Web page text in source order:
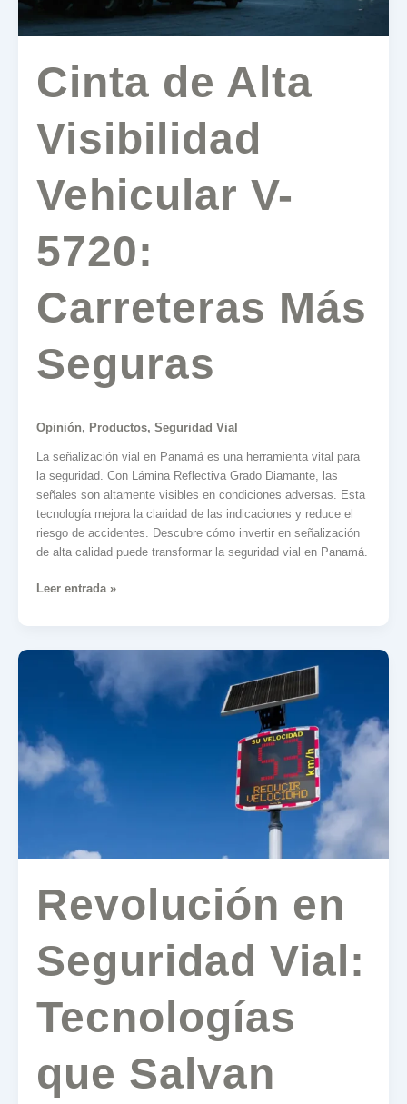
Cinta de Alta
Visibilidad
Vehicular V-
5720:
Carreteras Más
Seguras
Opinión, Productos, Seguridad Vial
La señalización vial en Panamá es una herramienta vital para
la seguridad. Con Lámina Reflectiva Grado Diamante, las
señales son altamente visibles en condiciones adversas. Esta
tecnología mejora la claridad de las indicaciones y reduce el
riesgo de accidentes. Descubre cómo invertir en señalización
de alta calidad puede transformar la seguridad vial en Panamá.
Seguras
Leer entrada »
Revolución en
Seguridad Vial:
Tecnologías
que Salvan
Revolución
Tecnologías
que
Salvan
Vidas